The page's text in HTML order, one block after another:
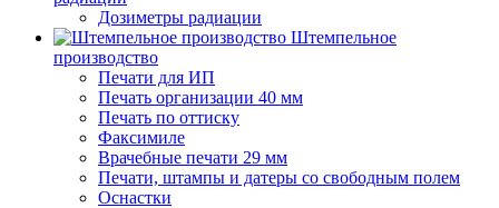
Дозиметры радиации
Штемпельное
производство
Печати для ИП
Печать организации 40 мм
Печать по оттиску
Факсимиле
Врачебные печати 29 мм
Печати, штампы и датеры со свободным полем
Оснастки